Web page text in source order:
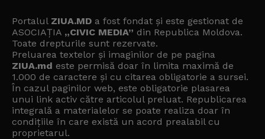
Portalul ZIUA.MD a fost fondat și este gestionat de
ASOCIAȚIA „CIVIC MEDIA” din Republica Moldova.
Toate drepturile sunt rezervate.
Preluarea textelor și imaginilor de pe pagina
ZIUA.md este permisă doar în limita maximă de
1.000 de caractere și cu citarea obligatorie a sursei.
În cazul paginilor web, este obligatorie plasarea
unui link activ către articolul preluat. Republicarea
integrală a materialelor se poate realiza doar în
condițiile în care există un acord prealabil cu
proprietarul.